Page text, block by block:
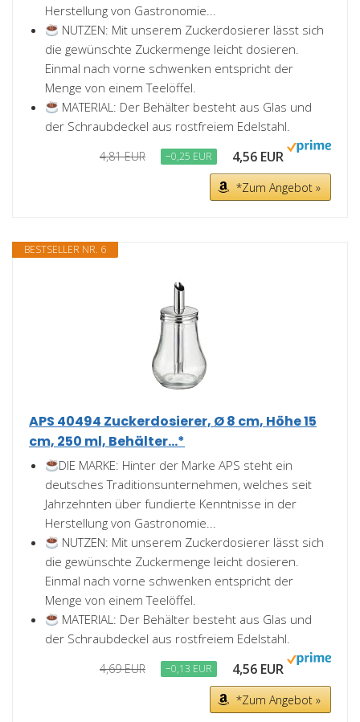
Herstellung von Gastronomie...
NUTZEN: Mit unserem Zuckerdosierer lässt sich
die gewünschte Zuckermenge leicht dosieren.
Einmal nach vorne schwenken entspricht der
Menge von einem Teelöffel.
MATERIAL: Der Behälter besteht aus Glas und
der Schraubdeckel aus rostfreiem Edelstahl.
4,81 EUR −0,25 EUR 4,56 EUR
*Zum Angebot »
BESTSELLER NR. 6
APS 40494 Zuckerdosierer, Ø 8 cm, Höhe 15
cm, 250 ml, Behälter...*
DIE MARKE: Hinter der Marke APS steht ein
deutsches Traditionsunternehmen, welches seit
Jahrzehnten über fundierte Kenntnisse in der
Herstellung von Gastronomie...
NUTZEN: Mit unserem Zuckerdosierer lässt sich
die gewünschte Zuckermenge leicht dosieren.
Einmal nach vorne schwenken entspricht der
Menge von einem Teelöffel.
MATERIAL: Der Behälter besteht aus Glas und
der Schraubdeckel aus rostfreiem Edelstahl.
4,69 EUR −0,13 EUR 4,56 EUR
*Zum Angebot »